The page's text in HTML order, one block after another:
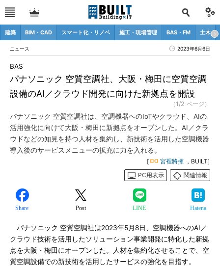
建築 BIM・CAD スマート化・リノベ 施工・現場管理 BAS・FM 土木
ニュース 2023年6月6日
パナソニック 空質空調社、大阪・梅田に空質空調
設備のAI／クラウド開発に向けた新拠点を開設
BAS
（1/2 ページ）
パナソニック 空質空調社は、空調機器へのIoTやクラウド、AIの
活用強化に向けて大阪・梅田に新拠点をオープンした。AI／クラ
ウドなどの知見を持つ人材を集約し、新技術を活用した空調機器
導入後のサービスメニューの拡充に力を入れる。
[ 宮裡將揮 ，BUILT]
PC用表示
関連情報
Share Post LINE Hatena
パナソニック 空質空調社は2023年5月8日、空調機器へのAI／
クラウド技術を活用したソリューション事業開発に特化した新拠
点を大阪・梅田にオープンした。人材を集約化させることで、空
質空調設備での新技術を活用したサービスの強化を目指す。